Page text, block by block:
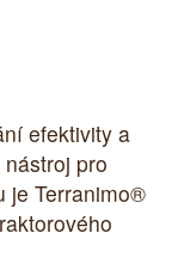
efektivity a
pro
je Terranimo®